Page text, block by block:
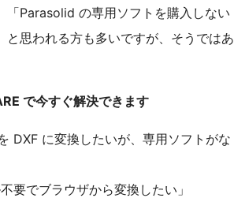
「Parasolid の専用ソフトを購入しない
と思われる方も多いですが、そうではあ
で今すぐ解決できます
DXF に変換したいが、専用ソフトがな
要でブラウザから変換したい」